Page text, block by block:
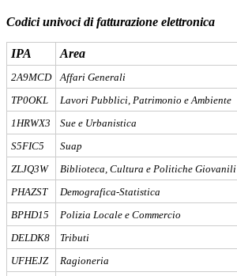
Codici univoci di fatturazione elettronica
IPA Area
2A9MCD
Affari Generali
TP0OKL
Lavori Pubblici, Patrimonio e Ambiente
1HRWX3
Sue e Urbanistica
S5FIC5
Suap
ZLJQ3W
Biblioteca, Cultura e Politiche Giovanili
PHAZST
Demografica-Statistica
BPHD15
Polizia Locale e Commercio
DELDK8
Tributi
UFHEJZ
Ragioneria